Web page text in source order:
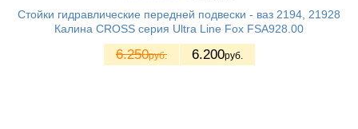
Стойки гидравлические передней подвески - ваз 2194, 21928
Калина CROSS серия Ultra Line Fox FSA928.00
6.250руб. 6.200руб.